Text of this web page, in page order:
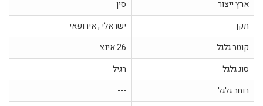
ארץ ייצור
סין
תקן
ישראלי , אירופאי
קוטר גלגל
סוג גלגל
רגיל
רוחב גלגל